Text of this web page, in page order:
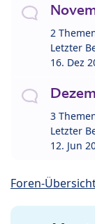
2
Letzter
16. Dez
3
Letzter
12. Jun
Foren-